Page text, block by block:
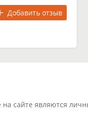
Добавить отзыв
сайте являются